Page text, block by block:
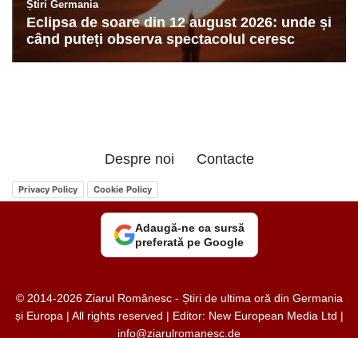
Despre noi Contacte
Privacy Policy Cookie Policy
Adaugă-ne ca sursă
preferată pe Google
© 2014-2026 Ziarul Românesc - Știri de ultima oră din Germania
și Europa | All rights reserved | Editor: New European Media Ltd |
info@ziarulromanesc.de